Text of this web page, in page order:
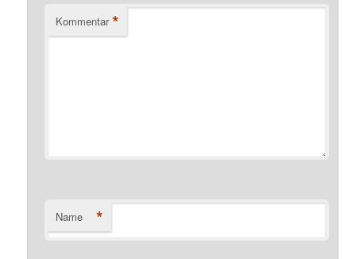
Kommentar *
Name *